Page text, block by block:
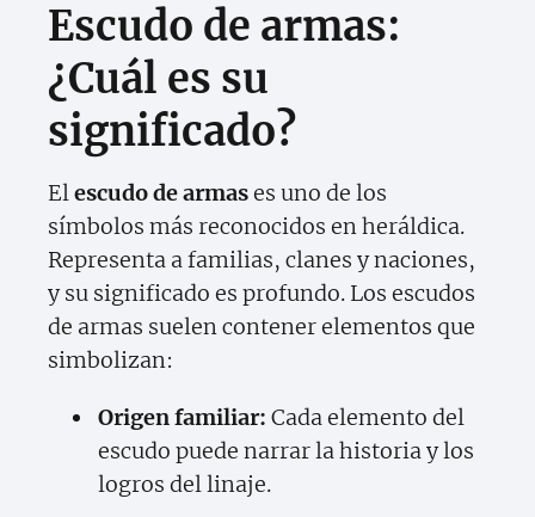
Escudo de armas:
¿Cuál es su
significado?
Elescudo de armases uno de los
símbolos más reconocidos en heráldica.
Representa a familias, clanes y naciones,
y su significado es profundo. Los escudos
de armas suelen contener elementos que
simbolizan:
Origen familiar: Cada elemento del
escudo puede narrar la historia y los
logros del linaje.